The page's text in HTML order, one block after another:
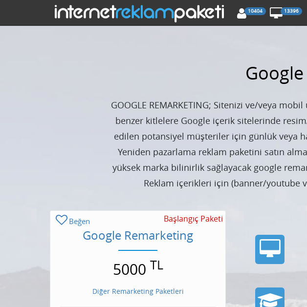
10404 13396
GOOGLE REMARKETING; Sitenizi ve/veya
benzer kitlelere Google içerik sitelerinde
edilen potansiyel müşteriler için günlük veya
Yeniden pazarlama reklam paketini satın
yüksek marka bilinirlik sağlayacak google
Reklam içerikleri için (banner/youtube
Beğen Başlangıç Paketi
Google Remarketing
5000 TL
Diğer Remarketing Paketleri